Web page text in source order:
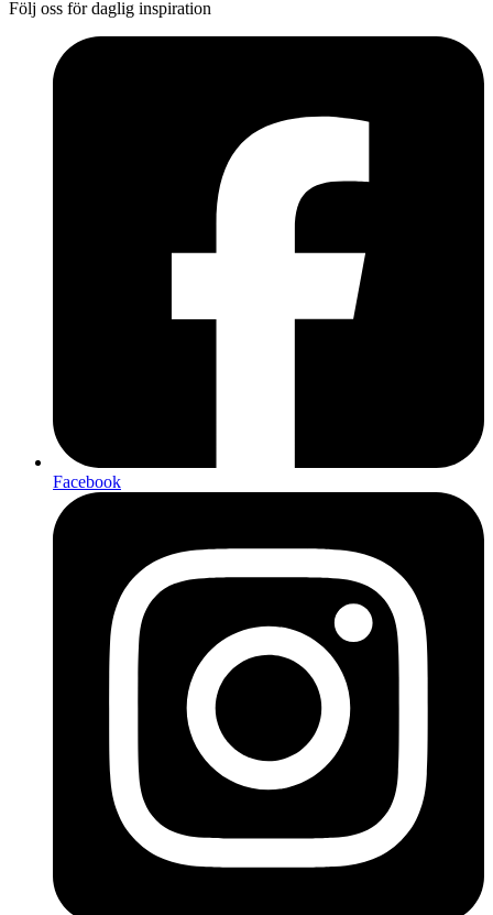
Följ oss för daglig inspiration
Facebook